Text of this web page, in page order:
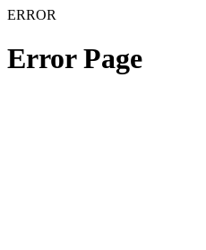
ERROR
Error Page